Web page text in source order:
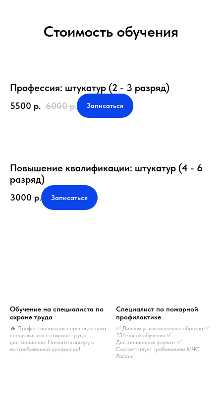
Стоимость обучения
Профессия: штукатур (2 - 3 разряд)
5500 р. 6000 р. Записаться
Повышение квалификации: штукатур (4 - 6
разряд)
3000 р. Записаться
Обучение на специалиста по
охране труда
🔥 Профессиональная переподготовка
специалистов по охране труда
дистанционно. Начните карьеру в
востребованной профессии!
Специалист по пожарной
профилактике
✅ Диплом установленного образца ✅
256 часов обучения ✅
Дистанционный формат ✅
Соответствует требованиям МЧС
России